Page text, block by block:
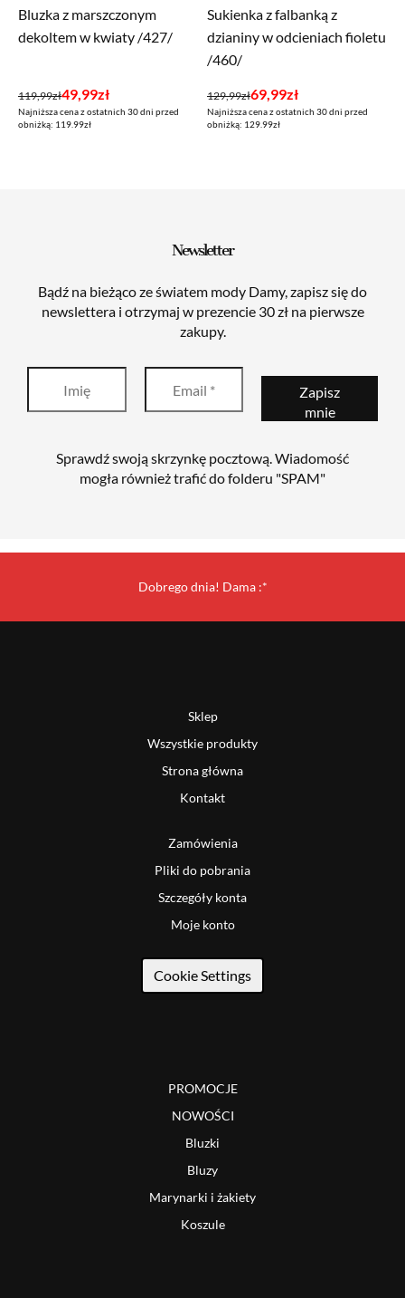
Bluzka z marszczonym
dekoltem w kwiaty /427/
119,99zł
Pierwotna
cena
49,99zł
Aktualna
cena
Najniższa cena z ostatnich 30 dni przed
obniżką: 119.99zł
Sukienka z falbanką z
dzianiny w odcieniach fioletu
/460/
129,99zł
Pierwotna
cena
69,99zł
Aktualna
cena
Najniższa cena z ostatnich 30 dni przed
obniżką: 129.99zł
Newsletter
Bądź na bieżąco ze światem mody Damy, zapisz się do
newslettera i otrzymaj w prezencie 30 zł na pierwsze
zakupy.
Sprawdź swoją skrzynkę pocztową. Wiadomość
mogła również trafić do folderu "SPAM"
Dobrego dnia! Dama :*
Sklep
Wszystkie produkty
Strona główna
Kontakt
Zamówienia
Pliki do pobrania
Szczegóły konta
Moje konto
Cookie Settings
PROMOCJE
NOWOŚCI
Bluzki
Bluzy
Marynarki i żakiety
Koszule